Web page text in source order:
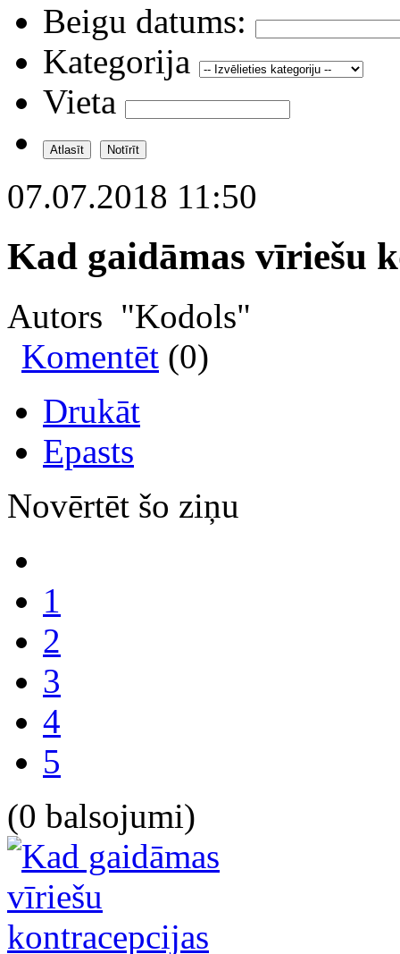
Beigu datums:
Kategorija
Vieta
07.07.2018 11:50
Kad gaidāmas vīriešu
Autors "Kodols"
Komentēt (0)
Drukāt
Epasts
Novērtēt šo ziņu
1
2
3
4
5
(0 balsojumi)